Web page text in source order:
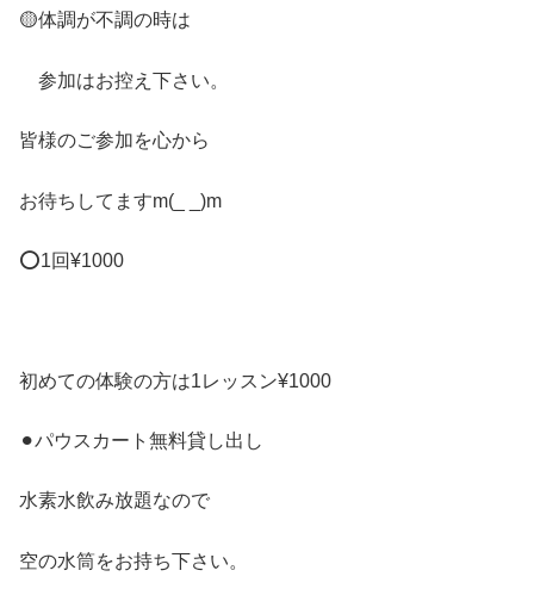
🟡体調が不調の時は
参加はお控え下さい。
皆様のご参加を心から
お待ちしてますm(_ _)m
⭕️1回¥1000
初めての体験の方は1レッスン¥1000
⚫︎パウスカート無料貸し出し
水素水飲み放題なので
空の水筒をお持ち下さい。